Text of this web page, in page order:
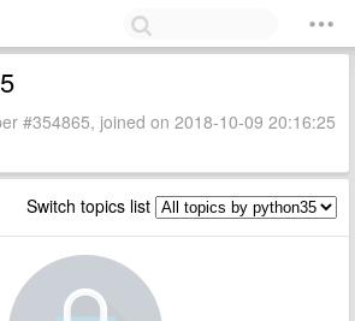
#354865, joined on 2018-10-09 20:16:25
Switch topics list